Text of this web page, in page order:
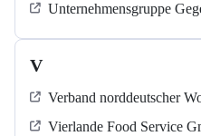
Unternehmensgruppe
V
Verband norddeutscher
Vierlande Food Service